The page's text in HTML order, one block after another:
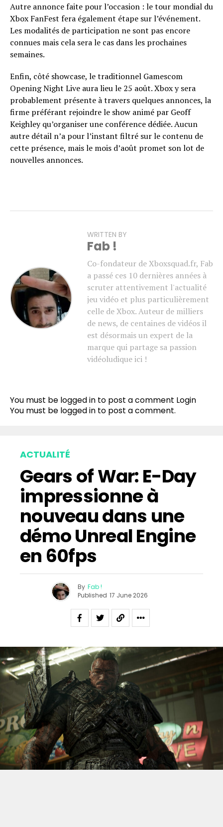
Autre annonce faite pour l’occasion : le tour mondial du
Xbox FanFest fera également étape sur l’événement.
Les modalités de participation ne sont pas encore
connues mais cela sera le cas dans les prochaines
semaines.
Enfin, côté showcase, le traditionnel Gamescom
Opening Night Live aura lieu le 25 août. Xbox y sera
probablement présente à travers quelques annonces, la
firme préférant rejoindre le show animé par Geoff
Keighley qu’organiser une conférence dédiée. Aucun
autre détail n’a pour l’instant filtré sur le contenu de
cette présence, mais le mois d’août promet son lot de
nouvelles annonces.
WRITTEN BY
Fab !
Co-fondateur de Xboxsquad.fr, Fab
a passé ces 10 dernières années à
scruter attentivement l'actualité
jeu vidéo et plus particulièrement
celle de Xbox. Auteur de milliers
de news, de centaines de vidéos il
est désormais un expert de la
marque qui partage sa passion
vidéoludique ici !
You must be logged in to post a comment Login
You must be logged in to post a comment.
ACTUALITÉ
Gears of War: E-Day
impressionne à
nouveau dans une
démo Unreal Engine
en 60fps
By Fab !
Published 17 June 2026